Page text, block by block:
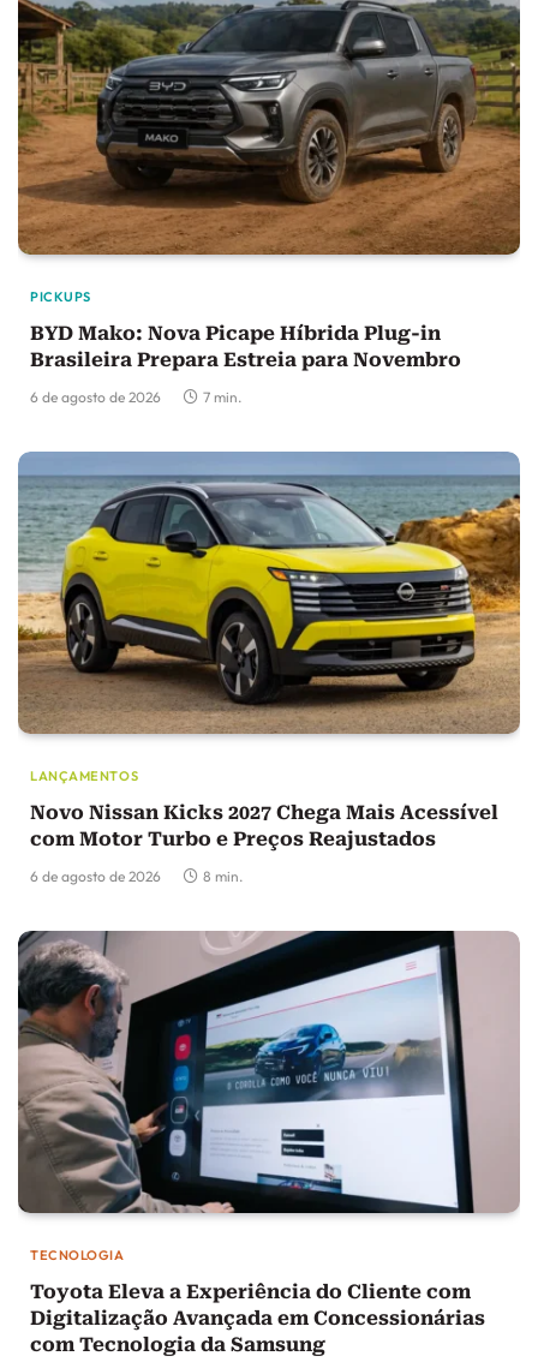
PICKUPS
BYD Mako: Nova Picape Híbrida Plug-in
Brasileira Prepara Estreia para Novembro
6 de agosto de 2026 7 min.
LANÇAMENTOS
Novo Nissan Kicks 2027 Chega Mais Acessível
com Motor Turbo e Preços Reajustados
6 de agosto de 2026 8 min.
TECNOLOGIA
Toyota Eleva a Experiência do Cliente com
Digitalização Avançada em Concessionárias
com Tecnologia da Samsung